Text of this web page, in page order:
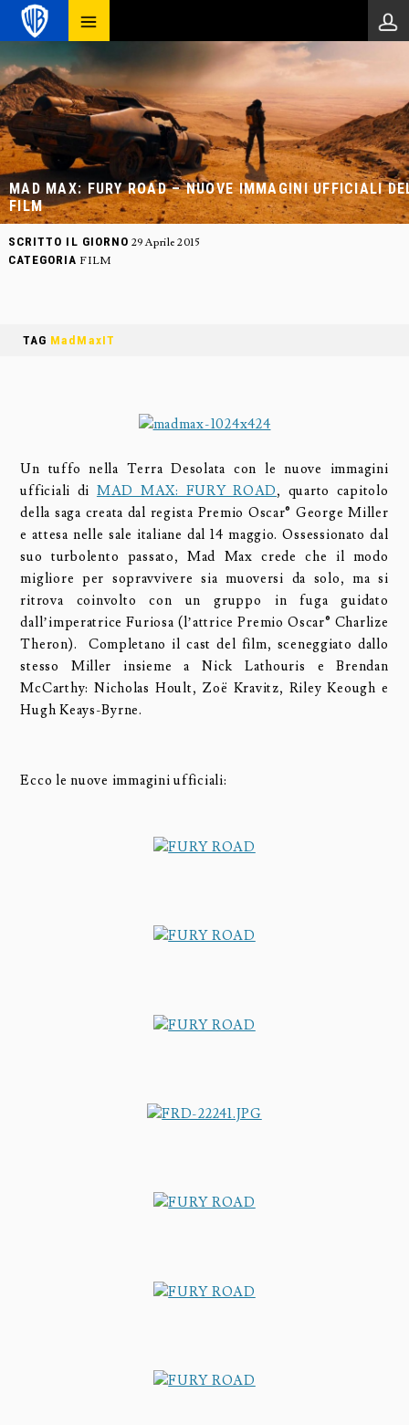
MAD MAX: FURY ROAD – NUOVE IMMAGINI UFFICIALI
FILM
SCRITTO IL GIORNO 29 Aprile 2015
CATEGORIA FILM
TAG MadMaxIT
Un tuffo nella Terra Desolata con le nuove immagini
ufficiali di MAD MAX: FURY ROAD, quarto capitolo
della saga creata dal regista Premio Oscar® George Miller
e attesa nelle sale italiane dal 14 maggio. Ossessionato dal
suo turbolento passato, Mad Max crede che il modo
migliore per sopravvivere sia muoversi da solo, ma si
ritrova coinvolto con un gruppo in fuga guidato
dall’imperatrice Furiosa (l’attrice Premio Oscar® Charlize
Theron). Completano il cast del film, sceneggiato dallo
stesso Miller insieme a Nick Lathouris e Brendan
McCarthy: Nicholas Hoult, Zoë Kravitz, Riley Keough e
Hugh Keays-Byrne.
Ecco le nuove immagini ufficiali: